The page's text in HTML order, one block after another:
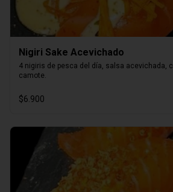
Nigiri Sake Acevichado
4 nigiris de pesca del día, salsa acevichada,
camote.
$6.900